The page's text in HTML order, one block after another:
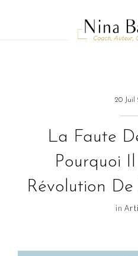
20 Juil
La Faute
Pourquoi
Révolution De
in